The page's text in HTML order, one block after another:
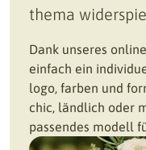
thema
Dank unseres
einfach ein
logo, farben und
chic, ländlich oder
passendes modell